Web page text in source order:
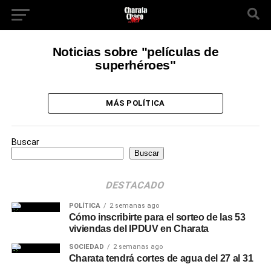
Noticias sobre "películas de
superhéroes"
MÁS POLÍTICA
Buscar
Buscar
DESTACADO
POLÍTICA 2 semanas ago
Cómo inscribirte para el sorteo de las 53
viviendas del IPDUV en Charata
SOCIEDAD 2 semanas ago
Charata tendrá cortes de agua del 27 al 31